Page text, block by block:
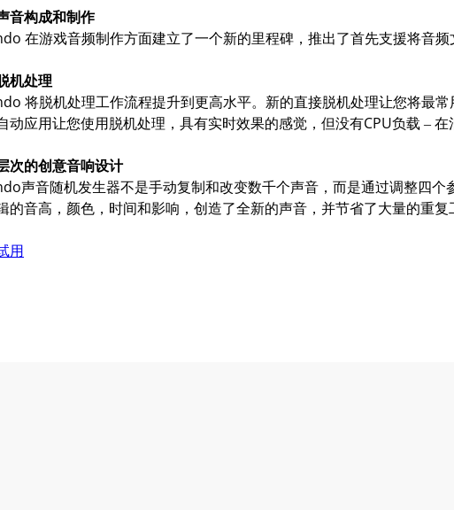
音构成和制作
在游戏音频制作方面建立了一个新的里程碑，推出了首先支援将音
机处理
将脱机处理工作流程提升到更高水平。新的直接脱机处理让您将最
动应用让您使用脱机处理，具有实时效果的感觉，但没有CPU负载 – 在
次的创意音响设计
声音随机发生器不是手动复制和改变数千个声音，而是通过调整四
的音高，颜色，时间和影响，创造了全新的声音，并节省了大量的重复
用